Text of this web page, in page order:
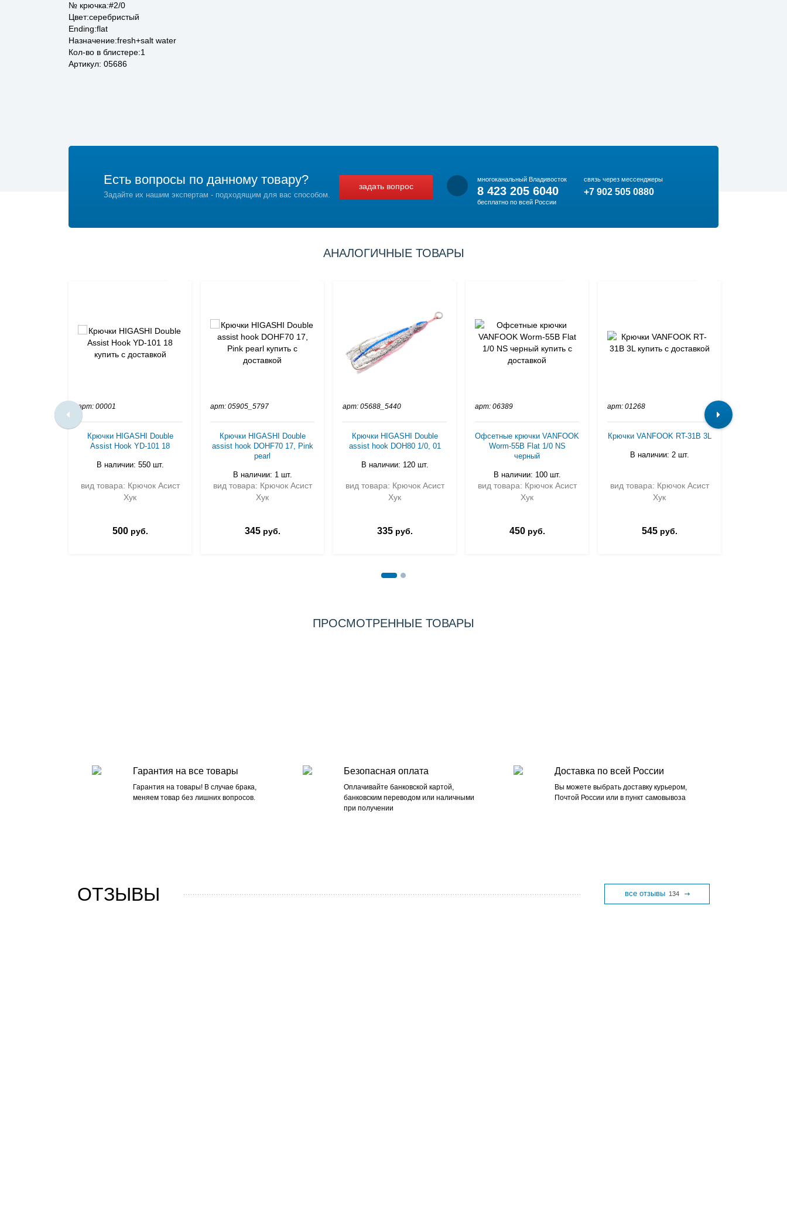
№ крючка:#2/0
Цвет:серебристый
Ending:flat
Назначение:fresh+salt water
Кол-во в блистере:1
Артикул: 05686
Есть вопросы по данному товару?
Задайте их нашим экспертам - подходящим для вас способом.
задать вопрос
многоканальный Владивосток
8 423 205 6040
бесплатно по всей России
связь через мессенджеры
+7 902 505 0880
АНАЛОГИЧНЫЕ ТОВАРЫ
арт: 00001
Крючки HIGASHI Double
Assist Hook YD-101 18
В наличии: 550 шт.
вид товара: Крючок Асист
Хук
500руб.
арт: 05905_5797
Крючки HIGASHI Double
assist hook DOHF70 17, Pink
pearl
В наличии: 1 шт.
вид товара: Крючок Асист
Хук
345руб.
арт: 05688_5440
Крючки HIGASHI Double
assist hook DOH80 1/0, 01
В наличии: 120 шт.
вид товара: Крючок Асист
Хук
335руб.
арт: 06389
Офсетные крючки VANFOOK
Worm-55B Flat 1/0 NS
черный
В наличии: 100 шт.
вид товара: Крючок Асист
Хук
450руб.
арт: 01268
Крючки VANFOOK RT-31B 3L
В наличии: 2 шт.
вид товара: Крючок Асист
Хук
545руб.
ПРОСМОТРЕННЫЕ ТОВАРЫ
Гарантия на все товары
Гарантия на товары! В случае брака,
меняем товар без лишних вопросов.
Безопасная оплата
Оплачивайте банковской картой,
банковским переводом или наличными
при получении
Доставка по всей России
Вы можете выбрать доставку курьером,
Почтой России или в пункт самовывоза
ОТЗЫВЫ все отзывы 134